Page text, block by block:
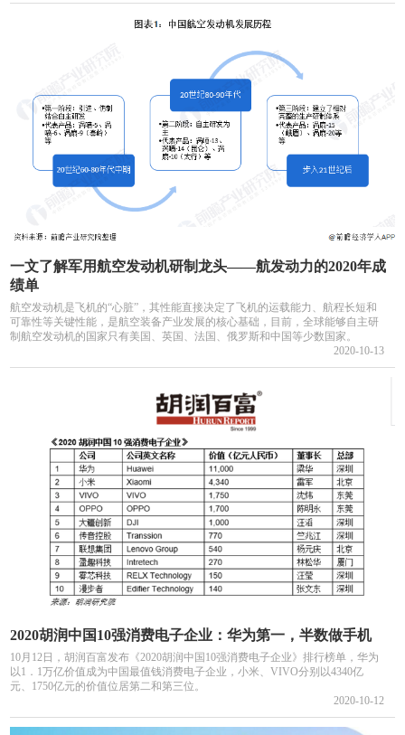
一文了解军用航空发动机研制龙头——航发动力的2020年成
绩单
航空发动机是飞机的“心脏”，其性能直接决定了飞机的运载能力、航程长短和
可靠性等关键性能，是航空装备产业发展的核心基础，目前，全球能够自主研
制航空发动机的国家只有美国、英国、法国、俄罗斯和中国等少数国家。
2020-10-13
2020胡润中国10强消费电子企业：华为第一，半数做手机
10月12日，胡润百富发布《2020胡润中国10强消费电子企业》排行榜单，华为
以1．1万亿价值成为中国最值钱消费电子企业，小米、VIVO分别以4340亿
元、1750亿元的价值位居第二和第三位。
2020-10-12